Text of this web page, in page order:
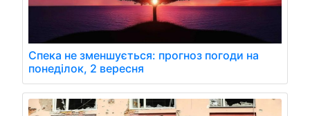
Спека не зменшується: прогноз погоди на
понеділок, 2 вересня